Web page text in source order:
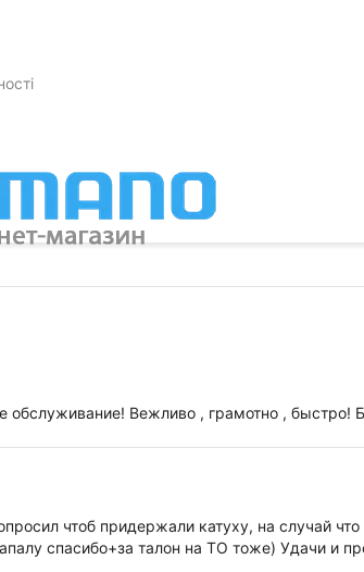
обслуживание! Вежливо , грамотно , быстро!
чтоб придержали катуху, на случай
спасибо+за талон на ТО тоже) Удачи и